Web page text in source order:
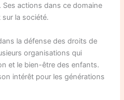
actions dans ce domaine
la société.
la défense des droits de
organisations qui
et le bien-être des enfants.
intérêt pour les générations